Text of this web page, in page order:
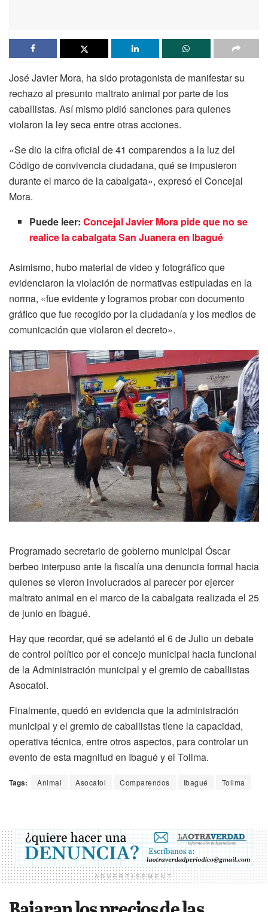
José Javier Mora, ha sido protagonista de manifestar su
rechazo al presunto maltrato animal por parte de los
caballistas. Así mismo pidió sanciones para quienes
violaron la ley seca entre otras acciones.
«Se dio la cifra oficial de 41 comparendos a la luz del
Código de convivencia ciudadana, qué se impusieron
durante el marco de la cabalgata», expresó el Concejal
Mora.
Puede leer:Concejal Javier Mora pide que no se
realice la cabalgata San Juanera en Ibagué
Asimismo, hubo material de video y fotográfico que
evidenciaron la violación de normativas estipuladas en la
norma, «fue evidente y logramos probar con documento
gráfico que fue recogido por la ciudadanía y los medios de
comunicación que violaron el decreto».
Programado secretario de gobierno municipal Óscar
berbeo interpuso ante la fiscalía una denuncia formal hacia
quienes se vieron involucrados al parecer por ejercer
maltrato animal en el marco de la cabalgata realizada el 25
de junio en Ibagué.
Hay que recordar, qué se adelantó el 6 de Julio un debate
de control político por el concejo municipal hacia funcional
de la Administración municipal y el gremio de caballistas
Asocatol.
Finalmente, quedó en evidencia que la administración
municipal y el gremio de caballistas tiene la capacidad,
operativa técnica, entre otros aspectos, para controlar un
evento de esta magnitud en Ibagué y el Tolima.
Tags: Animal Asocatol Comparendos Ibagué Tolima
ADVERTISEMENT